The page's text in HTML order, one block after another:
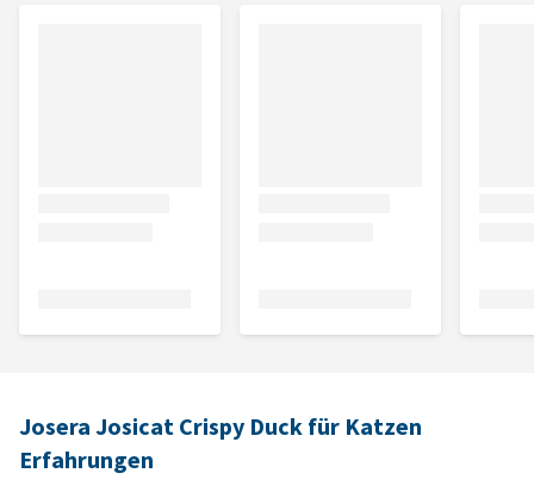
Josera Josicat Crispy Duck für Katzen
Erfahrungen